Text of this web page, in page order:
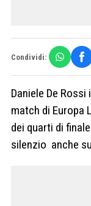
Condividi:
Daniele De
match di Europa
dei quarti di
silenzio anche